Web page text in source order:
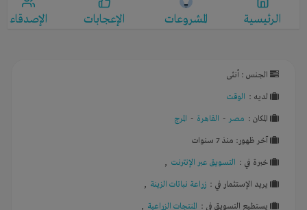
الرئيسية المشروعات الإعجابات الإصدقاء
الجنس : أنثى
لديـه : الوقت
المكان : مصر - القاهرة - المرج
آخر ظهور: منذ 7 سنوات
خبرة في : التسويق عبر الإنترنت ,
يريد الإستثمار في : زراعة نباتات الزينة ,
يستطيع التسويق في : المنتجات الزراعية ,